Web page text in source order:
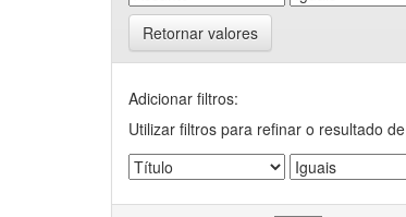
Retornar valores
Adicionar filtros:
Utilizar filtros para refinar o resultado